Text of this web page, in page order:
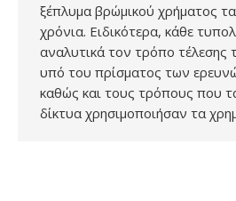
ξέπλυμα βρώμικού χρήματος
χρόνια. Ειδικότερα, κάθε
αναλυτικά τον τρόπο τέλεσης
υπό του πρίσματος των
καθώς και τους τρόπους που
δίκτυα χρησιμοποιήσαν τα